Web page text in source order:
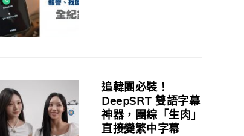
追韓團必裝！
DeepSRT 雙語字幕
神器，團綜「生肉」
直接變繁中字幕